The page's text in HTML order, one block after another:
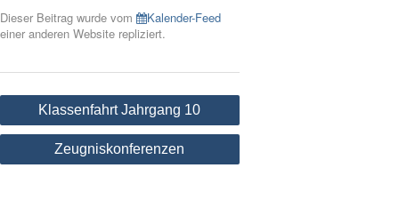
Dieser Beitrag wurde vom
Kalender-Feed
einer anderen Website repliziert.
Beitragsnavigation
Klassenfahrt Jahrgang 10
Zeugniskonferenzen